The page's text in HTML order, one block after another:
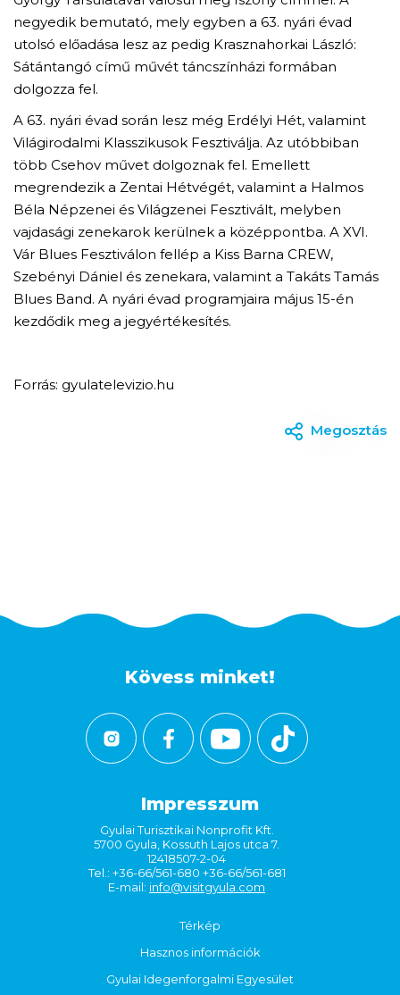
negyedik bemutató, mely egyben a 63. nyári évad
utolsó előadása lesz az pedig Krasznahorkai László:
Sátántangó című művét táncszínházi formában
dolgozza fel.
A 63. nyári évad során lesz még Erdélyi Hét, valamint
Világirodalmi Klasszikusok Fesztiválja. Az utóbbiban
több Csehov művet dolgoznak fel. Emellett
megrendezik a Zentai Hétvégét, valamint a Halmos
Béla Népzenei és Világzenei Fesztivált, melyben
vajdasági zenekarok kerülnek a középpontba. A XVI.
Vár Blues Fesztiválon fellép a Kiss Barna CREW,
Szebényi Dániel és zenekara, valamint a Takáts Tamás
Blues Band. A nyári évad programjaira május 15-én
kezdődik meg a jegyértékesítés.
Forrás: gyulatelevizio.hu
Megosztás
Kövess minket!
Impresszum
Gyulai Turisztikai Nonprofit Kft.
5700 Gyula, Kossuth Lajos utca 7.
12418507-2-04
Tel.: +36-66/561-680 +36-66/561-681
E-mail: info@visitgyula.com
Térkép
Hasznos információk
Gyulai Idegenforgalmi Egyesület